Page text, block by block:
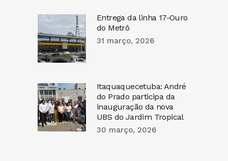
Entrega da linha 17-Ouro
do Metrô
31 março, 2026
Itaquaquecetuba: André
do Prado participa da
inauguração da nova
UBS do Jardim Tropical
30 março, 2026